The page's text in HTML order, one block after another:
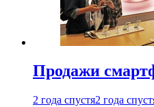
Продажи
2 года спустя2 года